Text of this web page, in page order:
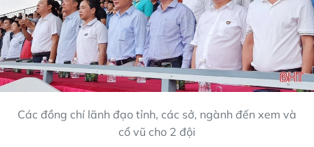
Các đồng chí lãnh đạo tỉnh, các sở, ngành đến xem và
cổ vũ cho 2 đội